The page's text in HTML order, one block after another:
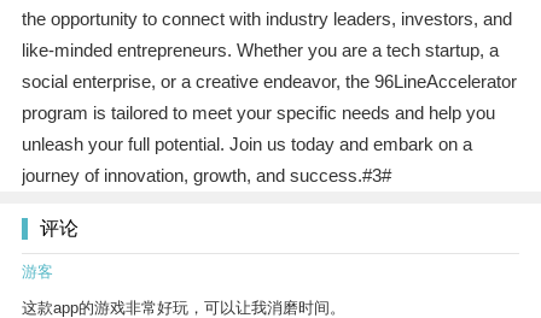
the opportunity to connect with industry leaders, investors, and
like-minded entrepreneurs. Whether you are a tech startup, a
social enterprise, or a creative endeavor, the 96LineAccelerator
program is tailored to meet your specific needs and help you
unleash your full potential. Join us today and embark on a
journey of innovation, growth, and success.#3#
评论
游客
这款app的游戏非常好玩，可以让我消磨时间。